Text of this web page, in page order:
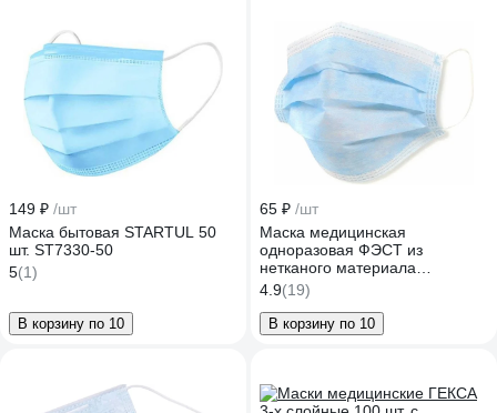
149 ₽ /шт
Маска бытовая STARTUL 50
шт. ST7330-50
5(1)
В корзину по 10
65 ₽ /шт
Маска медицинская
одноразовая ФЭСТ из
нетканого материала
нестерильная №10
коричневая 470 2189
4.9(19)
В корзину по 10